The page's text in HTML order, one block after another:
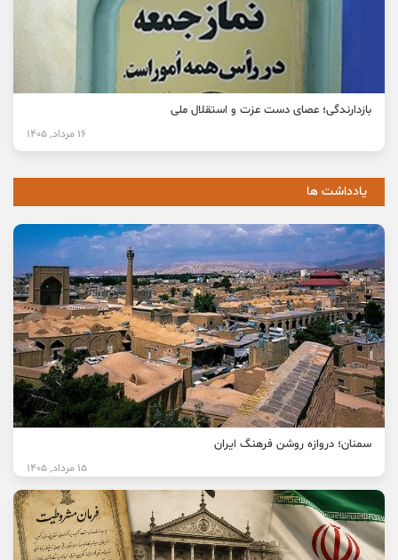
بازدارندگی؛ عصای دست عزت و استقلال ملی
16 مرداد, 1405
یادداشت ها
سمنان؛ دروازه روشن فرهنگ ایران
15 مرداد, 1405